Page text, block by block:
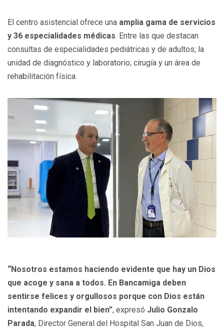
El centro asistencial ofrece una amplia gama de servicios
y 36 especialidades médicas. Entre las que destacan
consultas de especialidades pediátricas y de adultos; la
unidad de diagnóstico y laboratorio; cirugía y un área de
rehabilitación física.
“Nosotros estamos haciendo evidente que hay un Dios
que acoge y sana a todos. En Bancamiga deben
sentirse felices y orgullosos porque con Dios están
intentando expandir el bien”, expresó Julio Gonzalo
Parada, Director General del Hospital San Juan de Dios,